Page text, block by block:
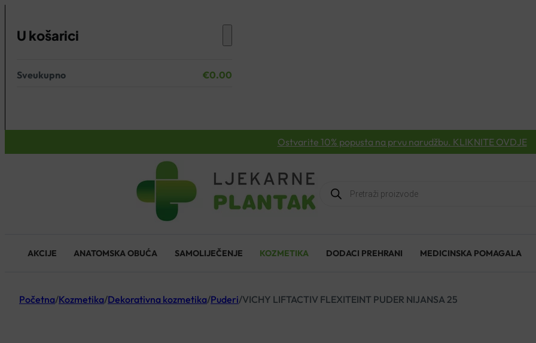
U košarici
Nema proizvoda u košarici.
Sveukupno €0.00
Ostvarite 10% popusta na prvu narudžbu. KLIKNITE OVDJE
Products
search
AKCIJE ANATOMSKA OBUĆA SAMOLIJEČENJE KOZMETIKA DODACI PREHRANI MEDICINSKA POMAGALA
Početna/Kozmetika/Dekorativna kozmetika/Puderi/VICHY LIFTACTIV FLEXITEINT PUDER NIJANSA 25